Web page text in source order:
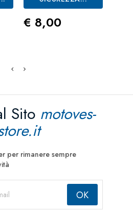
Prezzo
€ 8,00
Sito motoves-
per rimanere sempre